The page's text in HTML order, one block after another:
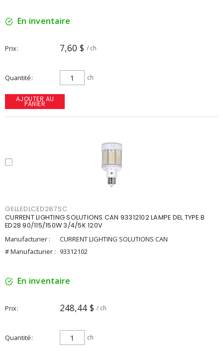
En inventaire
Prix 7,60 $ / ch
Quantité ch
AJOUTER AU
PANIER
GELLEDLCED287SC
CURRENT LIGHTING SOLUTIONS CAN 93312102 LAMPE DEL TYPE B
ED28 90/115/150W 3/4/5K 120V
Manufacturier :
CURRENT LIGHTING SOLUTIONS CAN
# Manufacturier : 93312102
En inventaire
Prix 248,44 $ / ch
Quantité ch